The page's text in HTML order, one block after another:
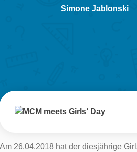
Simone Jablonski
Am 26.04.2018 hat der diesjährige